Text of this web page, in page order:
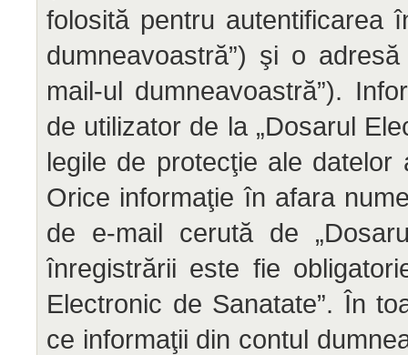
folosită pentru autentificarea
dumneavoastră”) şi o
mail-ul dumneavoastră”).
de utilizator de la „Dosarul
legile de protecţie ale
Orice informaţie în afara
de e-mail cerută de
înregistrării este fie
Electronic de Sanatate”. În
ce informaţii din contul